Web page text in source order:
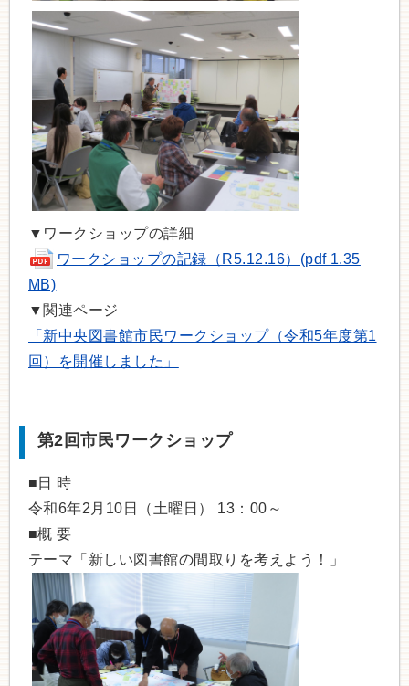
▼ワークショップの詳細
ワークショップの記録（R5.12.16）(pdf 1.35
MB)
▼関連ページ
「新中央図書館市民ワークショップ（令和5年度第1
回）を開催しました」
第2回市民ワークショップ
■日 時
令和6年2月10日（土曜日） 13：00～
■概 要
テーマ「新しい図書館の間取りを考えよう！」